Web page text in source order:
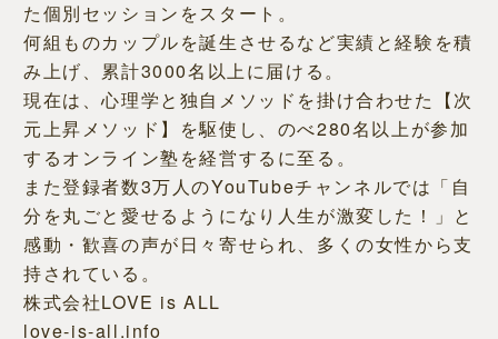
た個別セッションをスタート。
何組ものカップルを誕生させるなど実績と経験を積
み上げ、累計3000名以上に届ける。
現在は、心理学と独自メソッドを掛け合わせた【次
元上昇メソッド】を駆使し、のべ280名以上が参加
するオンライン塾を経営するに至る。
また登録者数3万人のYouTubeチャンネルでは「自
分を丸ごと愛せるようになり人生が激変した！」と
感動・歓喜の声が日々寄せられ、多くの女性から支
持されている。
株式会社LOVE is ALL
love-is-all.info